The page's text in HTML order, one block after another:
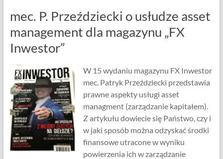
mec. P. Przeździecki o usłudze asset
management dla magazynu „FX
Inwestor”
W 15 wydaniu magazynu FX Inwestor
mec. Patryk Przeździecki przedstawia
prawne aspekty usługi asset
managment (zarządzanie kapitałem).
Z artykułu dowiecie się Państwo, czy i
w jaki sposób można odzyskać środki
finansowe utracone w wyniku
powierzenia ich w zarządzanie